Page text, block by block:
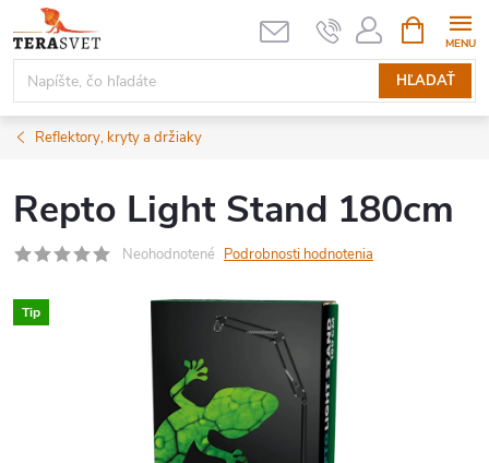
na
obsah
HĽADAŤ
KOŠÍK
Reflektory, kryty a držiaky
Repto Light Stand 180cm
Neohodnotené Podrobnosti hodnotenia
Tip